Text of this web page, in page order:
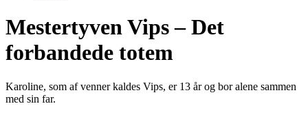
Mestertyven Vips – Det
forbandede totem
Karoline, som af venner kaldes Vips, er 13 år og bor alene sammen
med sin far.